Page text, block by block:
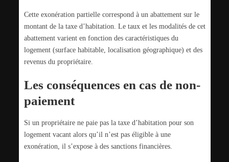
Cette exonération partielle correspond à un abattement sur le
montant de la taxe d’habitation. Le taux et les modalités de cet
abattement varient en fonction des caractéristiques du
logement (surface habitable, localisation géographique) et des
revenus du propriétaire.
Les conséquences en cas de non-
paiement
Si un propriétaire ne paie pas la taxe d’habitation pour son
logement vacant alors qu’il n’est pas éligible à une
exonération, il s’expose à des sanctions financières.